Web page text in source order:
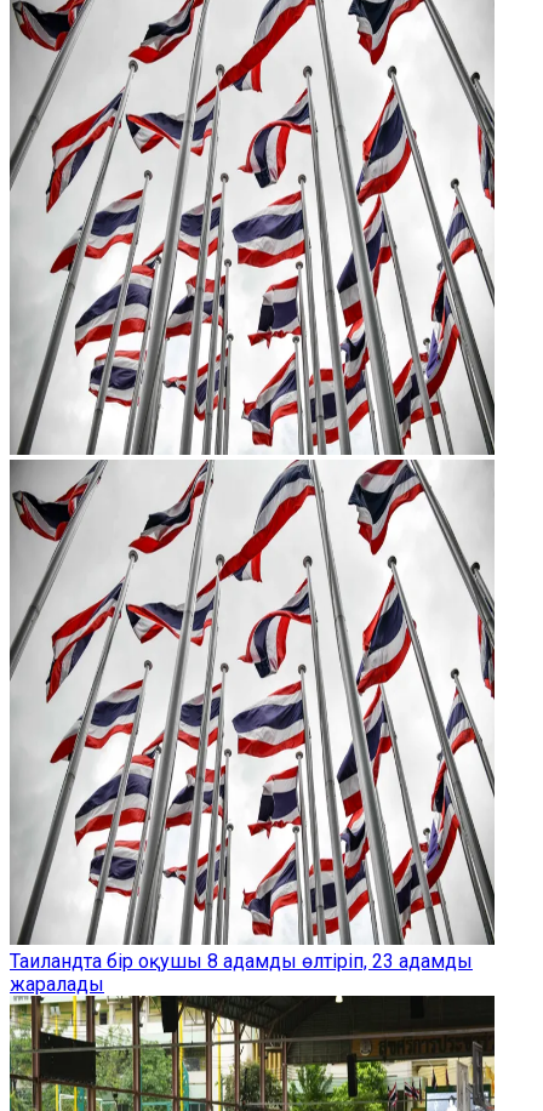
Таиландта бір оқушы 8 адамды өлтіріп, 23 адамды
жаралады